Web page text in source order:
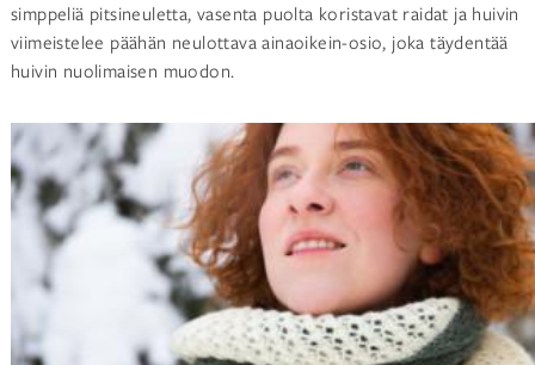
simppeliä pitsineuletta, vasenta puolta koristavat raidat ja huivin
viimeistelee päähän neulottava ainaoikein-osio, joka täydentää
huivin nuolimaisen muodon.